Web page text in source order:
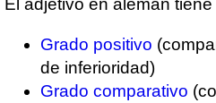
El adjetivo en alemán
Grado positivo
de inferioridad)
Grado comparativo